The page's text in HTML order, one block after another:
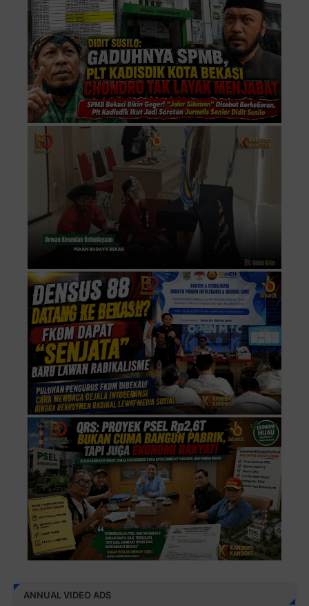
ANNUAL VIDEO ADS